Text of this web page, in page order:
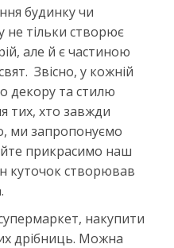
будинку чи
тільки створює
але й є частиною
Звісно, у кожній
декору та стилю
тих, хто завжди
ми запропонуємо
прикрасимо наш
куточок створював
накупити
дрібниць. Можна